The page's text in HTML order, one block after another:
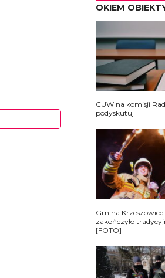
OKIEM
CUW na komisji
podyskutuj
Gmina
zakończyło
[FOTO]